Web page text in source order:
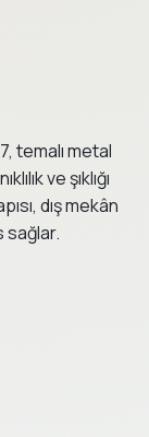
temalı metal
ve şıklığı
dış mekân
sağlar.